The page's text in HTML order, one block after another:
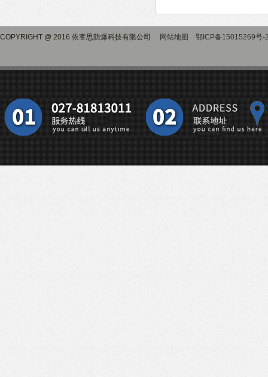
COPYRIGHT @ 2016 依客思防爆科技有限公司 网站地图 鄂ICP备15015269号-